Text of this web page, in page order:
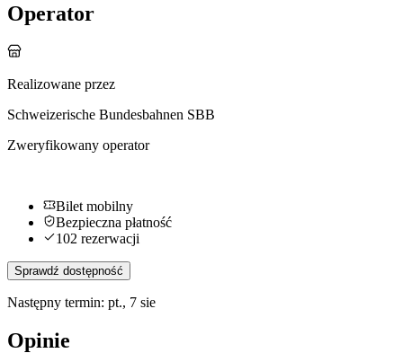
Operator
Realizowane przez
Schweizerische Bundesbahnen SBB
Zweryfikowany operator
Bilet mobilny
Bezpieczna płatność
102 rezerwacji
Sprawdź dostępność
Następny termin: pt., 7 sie
Opinie